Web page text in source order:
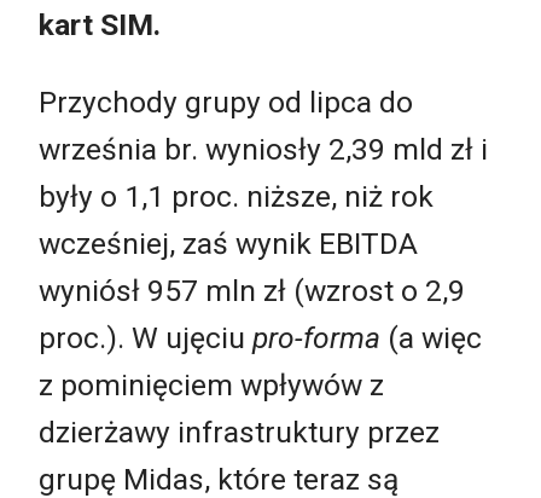
kart SIM.
Przychody grupy od lipca do
września br. wyniosły 2,39 mld zł i
były o 1,1 proc. niższe, niż rok
wcześniej, zaś wynik EBITDA
wyniósł 957 mln zł (wzrost o 2,9
proc.). W ujęciu pro-forma (a więc
z pominięciem wpływów z
dzierżawy infrastruktury przez
grupę Midas, które teraz są